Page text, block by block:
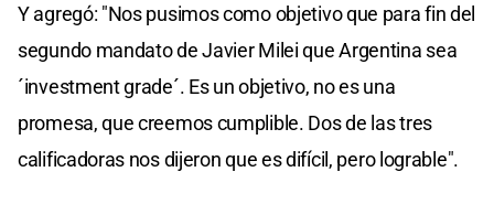
Y agregó: "Nos pusimos como objetivo que para fin del
segundo mandato de Javier Milei que Argentina sea
´investment grade´. Es un objetivo, no es una
promesa, que creemos cumplible. Dos de las tres
calificadoras nos dijeron que es difícil, pero lograble".